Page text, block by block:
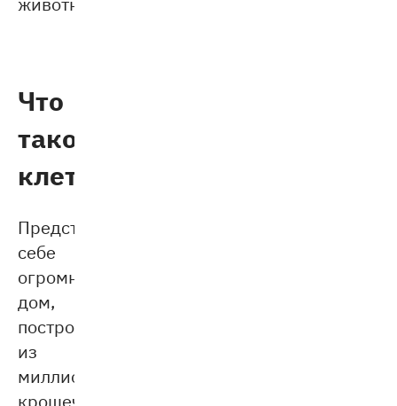
Что
такое
клетка?
Представьте
себе
огромный
дом,
построенный
из
миллионов
крошечных